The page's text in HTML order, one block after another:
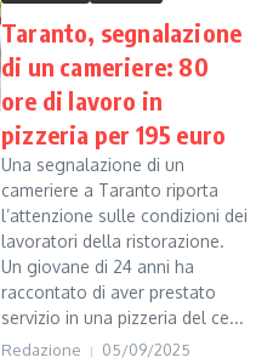
Taranto, segnalazione
di un cameriere: 80
ore di lavoro in
pizzeria per 195 euro
Una segnalazione di un
cameriere a Taranto riporta
l’attenzione sulle condizioni dei
lavoratori della ristorazione.
Un giovane di 24 anni ha
raccontato di aver prestato
servizio in una pizzeria del ce...
Redazione 05/09/2025